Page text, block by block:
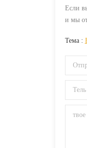
Если
и мы
Тема :